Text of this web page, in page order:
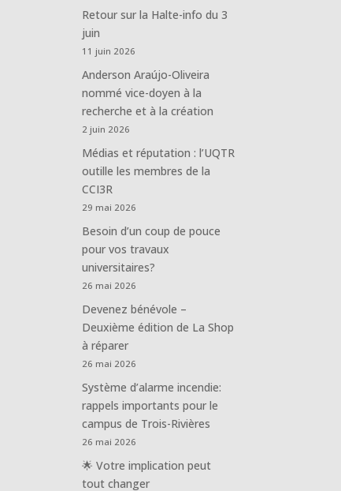
Retour sur la Halte-info du 3
juin
11 juin 2026
Anderson Araújo-Oliveira
nommé vice-doyen à la
recherche et à la création
2 juin 2026
Médias et réputation : l’UQTR
outille les membres de la
CCI3R
29 mai 2026
Besoin d’un coup de pouce
pour vos travaux
universitaires?
26 mai 2026
Devenez bénévole –
Deuxième édition de La Shop
à réparer
26 mai 2026
Système d’alarme incendie:
rappels importants pour le
campus de Trois-Rivières
26 mai 2026
🌟 Votre implication peut
tout changer